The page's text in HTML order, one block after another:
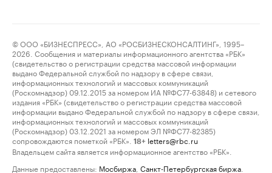
© ООО «БИЗНЕСПРЕСС», АО «РОСБИЗНЕСКОНСАЛТИНГ», 1995–
2026. Сообщения и материалы информационного агентства «РБК»
(свидетельство о регистрации средства массовой информации
выдано Федеральной службой по надзору в сфере связи,
информационных технологий и массовых коммуникаций
(Роскомнадзор) 09.12.2015 за номером ИА №ФС77-63848) и сетевого
издания «РБК» (свидетельство о регистрации средства массовой
информации выдано Федеральной службой по надзору в сфере связи,
информационных технологий и массовых коммуникаций
(Роскомнадзор) 03.12.2021 за номером ЭЛ №ФС77-82385)
сопровождаются пометкой «РБК».
18+ letters@rbc.ru
Владельцем сайта является информационное агентство «РБК».
Данные предоставлены: Мосбиржа Санкт-Петербургская биржа